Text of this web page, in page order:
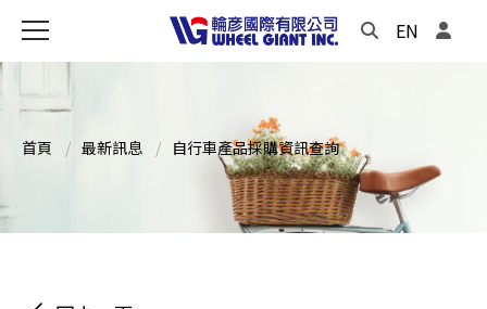
EN
首頁 最新訊息 自行車產品採購資訊查詢